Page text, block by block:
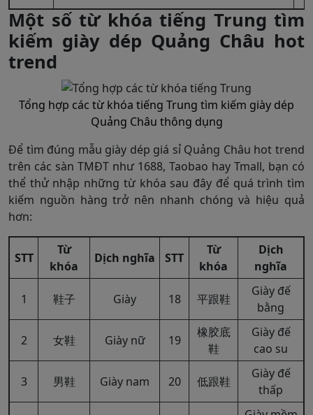
Một số từ khóa tiếng Trung tìm
kiếm giày dép Quảng Châu hot
trend
Tổng hợp các từ khóa tiếng Trung tìm kiếm giày dép
Quảng Châu thông dụng
Để tìm đúng mẫu giày dép giá sỉ Quảng Châu hot trend
trên các sàn TMĐT như 1688, Taobao hay Tmall, bạn có
thể thử nhập những từ khóa sau đây để quá trình tìm
kiếm nguồn hàng trở nên nhanh chóng và hiệu quả
hơn:
STT
Từ
khóa
Dịch nghĩa STT
Từ
khóa
Dịch
nghĩa
1 鞋子 Giày 18 平跟鞋
Giày đế
bằng
2 女鞋 Giày nữ 19
橡胶底
鞋
Giày đế
cao su
3 男鞋 Giày nam 20 低跟鞋
Giày đế
thấp